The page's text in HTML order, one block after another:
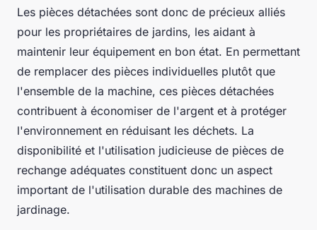
Les pièces détachées sont donc de précieux alliés
pour les propriétaires de jardins, les aidant à
maintenir leur équipement en bon état. En permettant
de remplacer des pièces individuelles plutôt que
l'ensemble de la machine, ces pièces détachées
contribuent à économiser de l'argent et à protéger
l'environnement en réduisant les déchets. La
disponibilité et l'utilisation judicieuse de pièces de
rechange adéquates constituent donc un aspect
important de l'utilisation durable des machines de
jardinage.